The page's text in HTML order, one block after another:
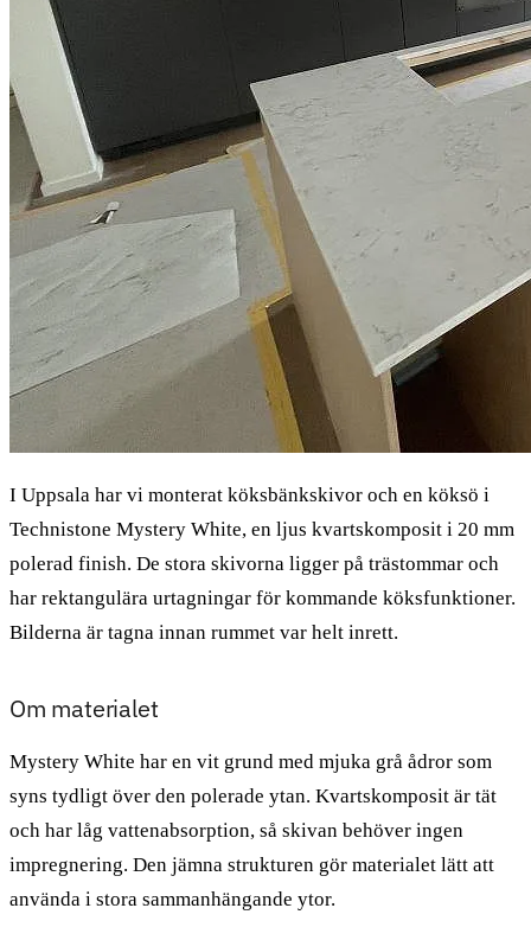
I Uppsala har vi monterat köksbänkskivor och en köksö i
Technistone Mystery White, en ljus kvartskomposit i 20 mm
polerad finish. De stora skivorna ligger på trästommar och
har rektangulära urtagningar för kommande köksfunktioner.
Bilderna är tagna innan rummet var helt inrett.
Om materialet
Mystery White har en vit grund med mjuka grå ådror som
syns tydligt över den polerade ytan. Kvartskomposit är tät
och har låg vattenabsorption, så skivan behöver ingen
impregnering. Den jämna strukturen gör materialet lätt att
använda i stora sammanhängande ytor.